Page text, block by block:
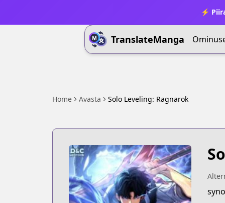
⚡
TranslateManga
Home Avasta Solo Leveling: Ragnarok